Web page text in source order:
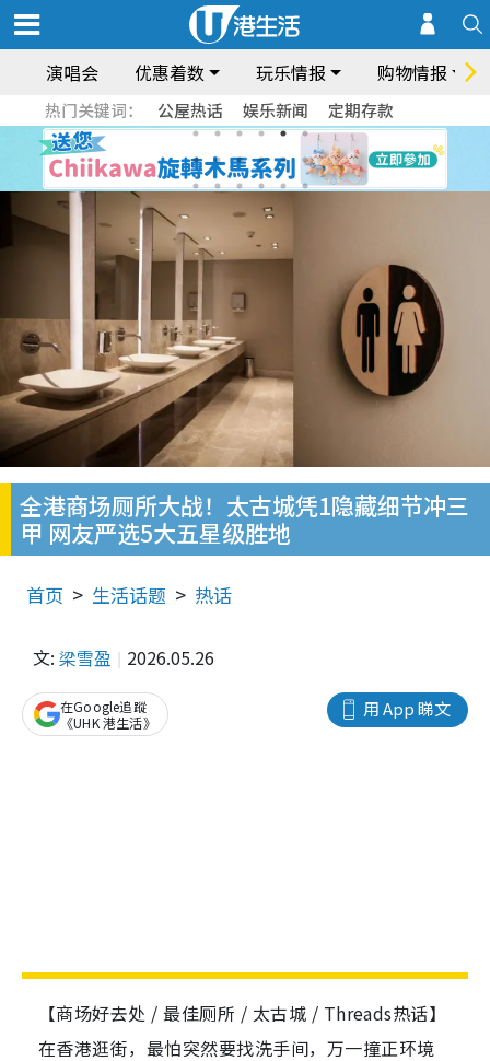
演唱会 优惠着数 玩乐情报 购物情报
热门关键词： 公屋热话 娱乐新闻 定期存款
全港商场厕所大战！太古城凭1隐藏细节冲三
甲 网友严选5大五星级胜地
首页 生活话题 热话
文: 梁雪盈 2026.05.26
用 App 睇文
在Google追蹤
《UHK 港生活》
【商场好去处 / 最佳厕所 / 太古城 / Threads热话】
在香港逛街，最怕突然要找洗手间，万一撞正环境